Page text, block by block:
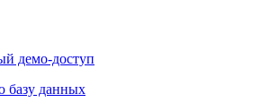
демо-доступ
базу данных